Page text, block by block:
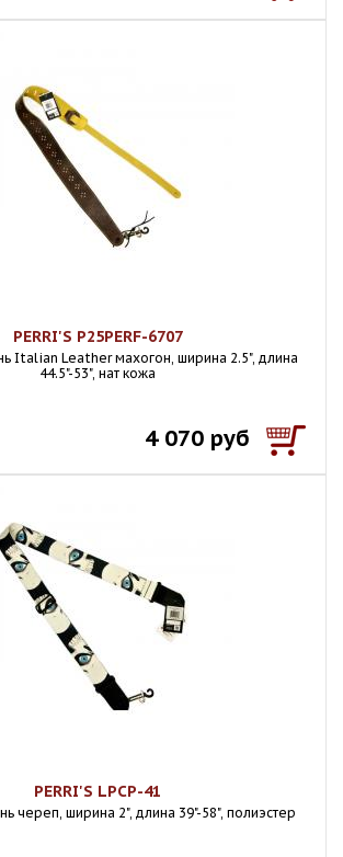
PERRI'S P25PERF-6707
Italian Leather махогон, ширина 2.5", длина
44.5"-53", нат кожа
4 070 руб
PERRI'S LPCP-41
череп, ширина 2", длина 39"-58", полиэстер